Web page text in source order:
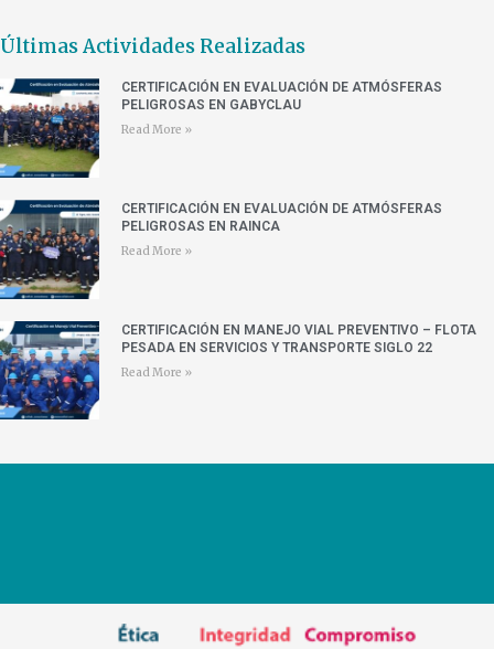
Últimas Actividades Realizadas
CERTIFICACIÓN EN EVALUACIÓN DE ATMÓSFERAS
PELIGROSAS EN GABYCLAU
Read More »
CERTIFICACIÓN EN EVALUACIÓN DE ATMÓSFERAS
PELIGROSAS EN RAINCA
Read More »
CERTIFICACIÓN EN MANEJO VIAL PREVENTIVO – FLOTA
PESADA EN SERVICIOS Y TRANSPORTE SIGLO 22
Read More »